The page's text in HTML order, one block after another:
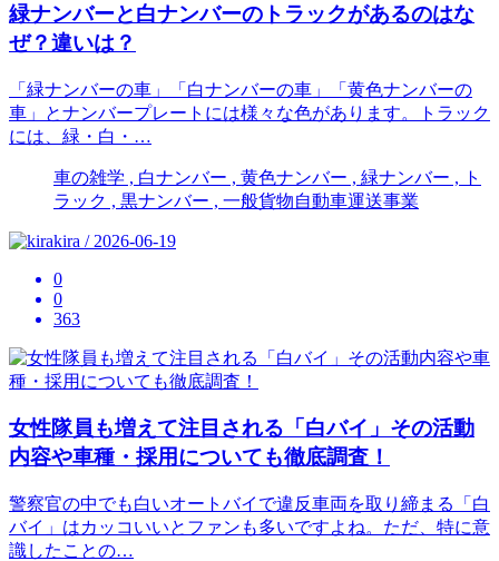
緑ナンバーと白ナンバーのトラックがあるのはな
ぜ？違いは？
「緑ナンバーの車」「白ナンバーの車」「黄色ナンバーの
車」とナンバープレートには様々な色があります。トラック
には、緑・白・…
車の雑学 , 白ナンバー , 黄色ナンバー , 緑ナンバー , ト
ラック , 黒ナンバー , 一般貨物自動車運送事業
kira / 2026-06-19
0
0
363
女性隊員も増えて注目される「白バイ」その活動
内容や車種・採用についても徹底調査！
警察官の中でも白いオートバイで違反車両を取り締まる「白
バイ」はカッコいいとファンも多いですよね。ただ、特に意
識したことの…